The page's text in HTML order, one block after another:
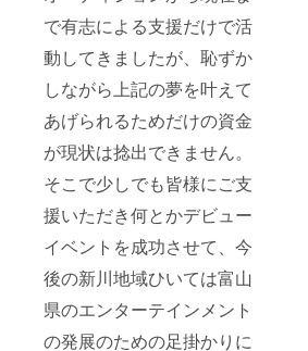
で有志による支援だけで活
動してきましたが、恥ずか
しながら上記の夢を叶えて
あげられるためだけの資金
が現状は捻出できません。
そこで少しでも皆様にご支
援いただき何とかデビュー
イベントを成功させて、今
後の新川地域ひいては富山
県のエンターテインメント
の発展のための足掛かりに